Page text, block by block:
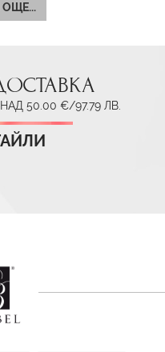
ОЩЕ...
50.00 €/97.79 ЛВ.